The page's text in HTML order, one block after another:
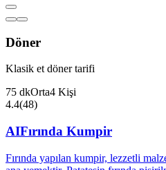
Döner
Klasik et döner tarifi
75 dkOrta4 Kişi
4.4(48)
AIFırında Kumpir
Fırında yapılan kumpir, lezzetli